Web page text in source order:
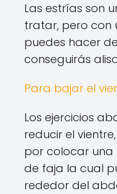
Las estrías son
tratar, pero con
puedes hacer
conseguirás
Para bajar el
Los ejercicios
reducir el
por colocar
de faja la cual
rededor del